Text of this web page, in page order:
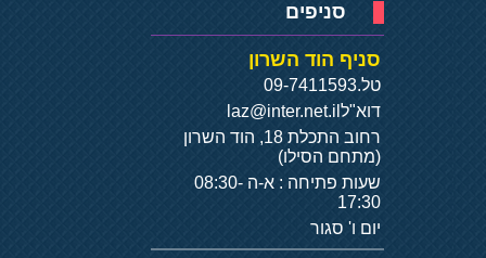
סניפים
סניף הוד השרון
טל.09-7411593
דוא"ל laz@inter.net.il
רחוב התכלת 18, הוד השרון
(מתחם הסילו)
שעות פתיחה : א-ה 08:30-
17:30
יום ו' סגור